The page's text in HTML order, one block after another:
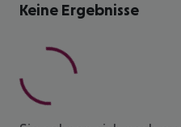
Keine Ergebnisse